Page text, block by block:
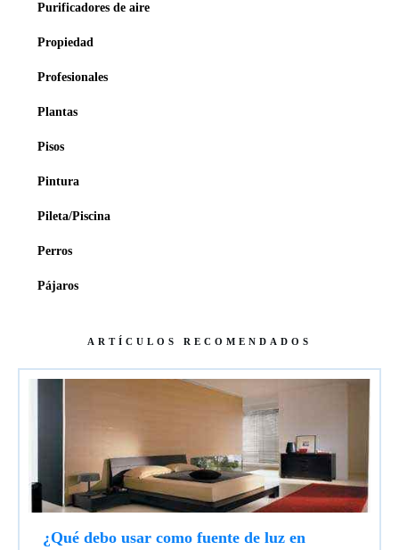
Purificadores de aire
Propiedad
Profesionales
Plantas
Pisos
Pintura
Pileta/Piscina
Perros
Pájaros
ARTÍCULOS RECOMENDADOS
¿Qué debo usar como fuente de luz en